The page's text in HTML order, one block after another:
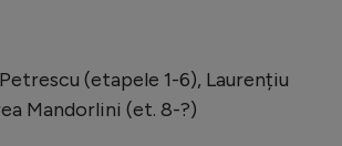
(etapele 1-6), Laurențiu
Mandorlini (et. 8-?)